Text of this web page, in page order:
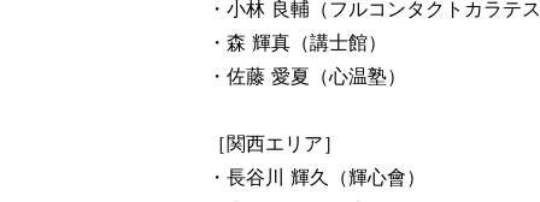
・小林 良輔（フルコンタクトカラテス
・森 輝真（講士館）
・佐藤 愛夏（心温塾）
［関西エリア］
・長谷川 輝久（輝心會）